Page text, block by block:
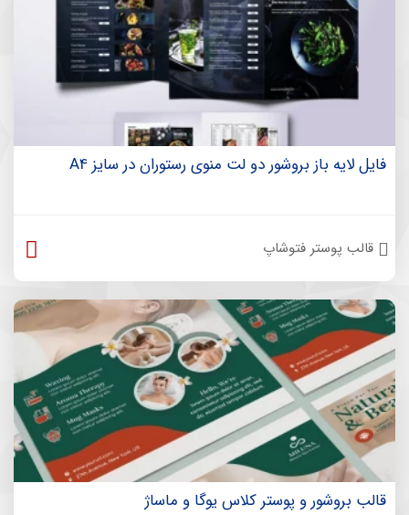
فایل لایه باز بروشور دو لت منوی رستوران در سایز A4
قالب پوستر فتوشاپ
قالب بروشور و پوستر کلاس یوگا و ماساژ